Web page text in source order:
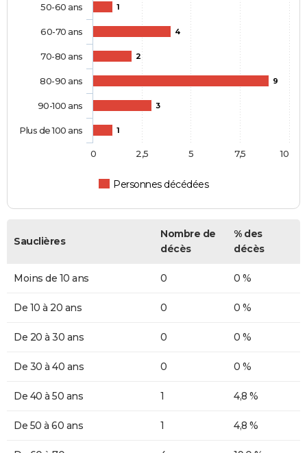
1
4
2
9
3
1
Personnes décédées
50-60 ans
60-70 ans
70-80 ans
80-90 ans
90-100 ans
Plus de 100 ans
0 10
2,5 5 7,5
Sauclières
Nombre de
décès
% des
décès
Moins de 10 ans 0 0 %
De 10 à 20 ans 0 0 %
De 20 à 30 ans 0 0 %
De 30 à 40 ans 0 0 %
De 40 à 50 ans 1 4,8 %
De 50 à 60 ans 1 4,8 %